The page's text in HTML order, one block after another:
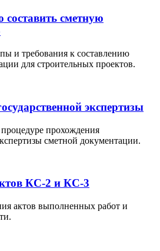
сметную
и требования к составлению
для строительных проектов.
экспертизы
прохождения
сметной документации.
КС-2 и КС-3
актов выполненных работ и